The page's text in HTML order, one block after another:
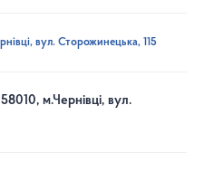
вул. Сторожинецька, 115
м.Чернівці, вул.